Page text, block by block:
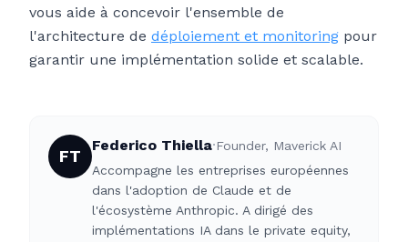
vous aide à concevoir l'ensemble de
l'architecture de déploiement et monitoring pour
garantir une implémentation solide et scalable.
FT
Federico Thiella·Founder, Maverick AI
Accompagne les entreprises européennes
dans l'adoption de Claude et de
l'écosystème Anthropic. A dirigé des
implémentations IA dans le private equity,